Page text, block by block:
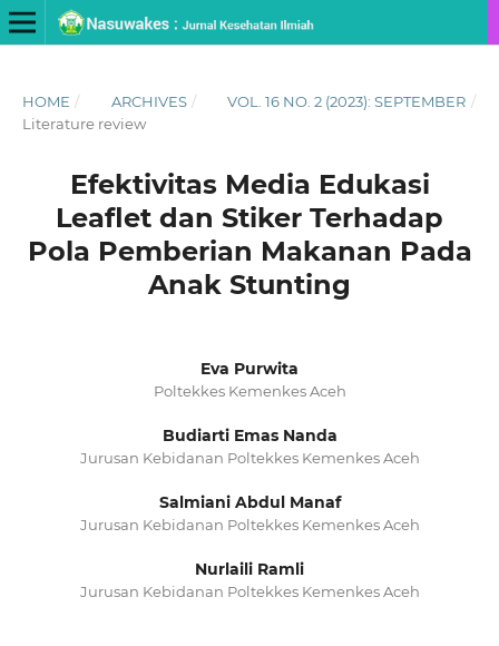
HOME / ARCHIVES / VOL. 16 NO. 2 (2023): SEPTEMBER /
Literature review
Efektivitas Media Edukasi
Leaflet dan Stiker Terhadap
Pola Pemberian Makanan Pada
Anak Stunting
Eva Purwita
Poltekkes Kemenkes Aceh
Budiarti Emas Nanda
Jurusan Kebidanan Poltekkes Kemenkes Aceh
Salmiani Abdul Manaf
Jurusan Kebidanan Poltekkes Kemenkes Aceh
Nurlaili Ramli
Jurusan Kebidanan Poltekkes Kemenkes Aceh